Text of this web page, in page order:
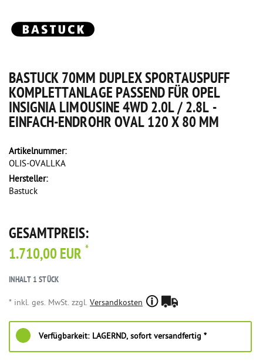
BASTUCK 70MM DUPLEX SPORTAUSPUFF
KOMPLETTANLAGE PASSEND FÜR OPEL
INSIGNIA LIMOUSINE 4WD 2.0L / 2.8L -
EINFACH-ENDROHR OVAL 120 X 80 MM
Artikelnummer:
OLIS-OVALLKA
Hersteller:
Bastuck
GESAMTPREIS:
1.710,00 EUR *
INHALT 1STÜCK
* inkl. ges. MwSt. zzgl. Versandkosten
Verfügbarkeit: LAGERND, sofort versandfertig *